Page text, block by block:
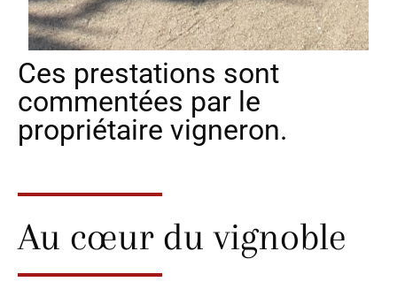
Ces prestations sont
commentées par le
propriétaire vigneron.
Au cœur du vignoble